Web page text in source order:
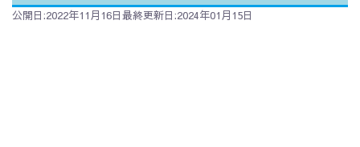
公開日:2022年11月16日最終更新日:2024年01月15日